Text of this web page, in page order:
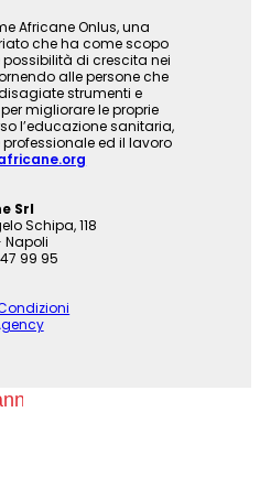
Africane Onlus, una
che ha come scopo
di crescita nei
alle persone che
strumenti e
migliorare le proprie
l’educazione sanitaria,
professionale ed il lavoro
Srl
Schipa, 118
Napoli
99 95